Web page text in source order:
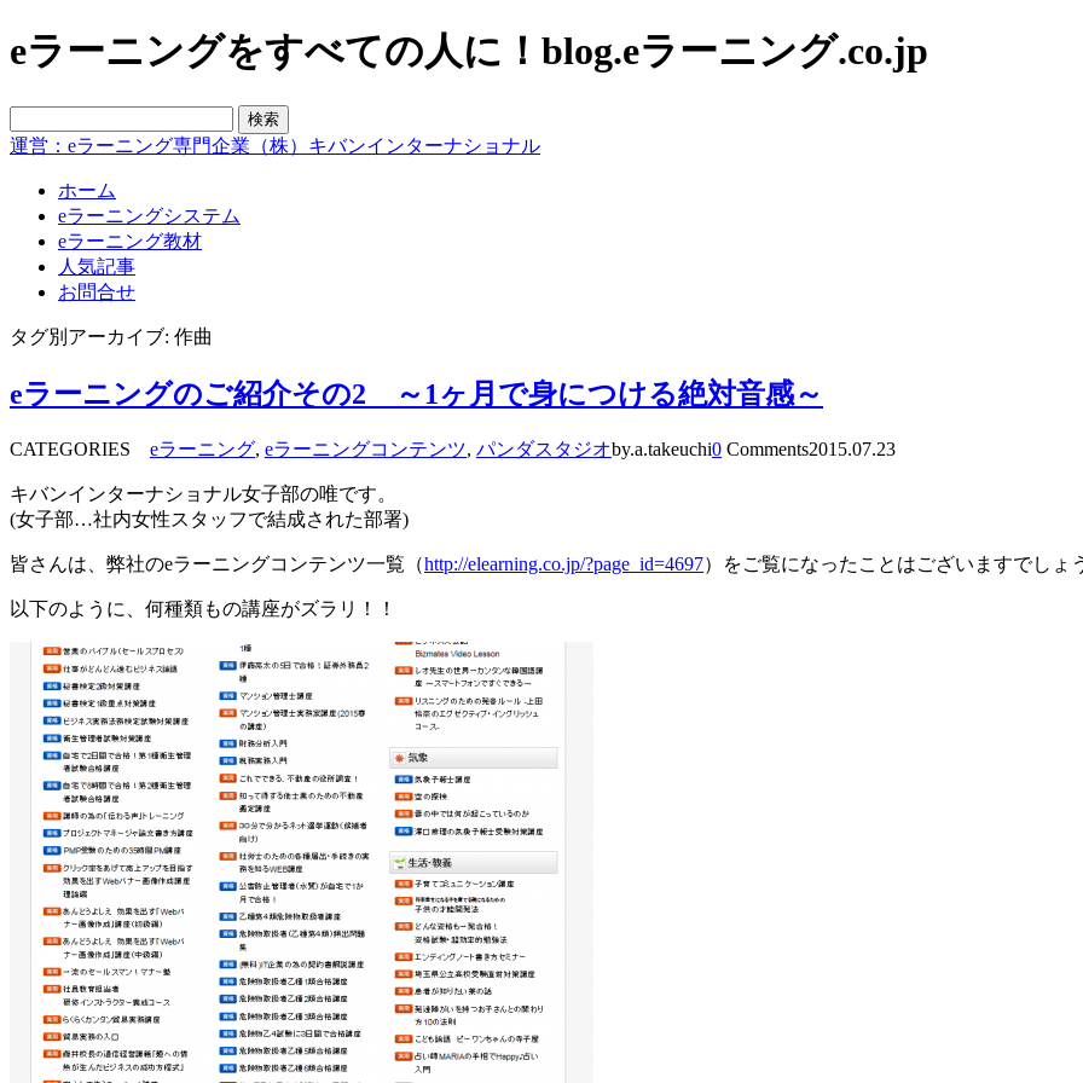
eラーニングをすべての人に！blog.eラーニング.co.jp
運営：eラーニング専門企業（株）キバンインターナショナル
ホーム
eラーニングシステム
eラーニング教材
人気記事
お問合せ
タグ別アーカイブ: 作曲
eラーニングのご紹介その2 ～1ヶ月で身につける絶対音感～
CATEGORIES eラーニング, eラーニングコンテンツ, パンダスタジオby.a.takeuchi0 Comments2015.07.23
キバンインターナショナル女子部の唯です。
(女子部…社内女性スタッフで結成された部署)
皆さんは、弊社のeラーニングコンテンツ一覧（http://elearning.co.jp/?page_id=4697）をご覧になったことはございますでしょ
以下のように、何種類もの講座がズラリ！！